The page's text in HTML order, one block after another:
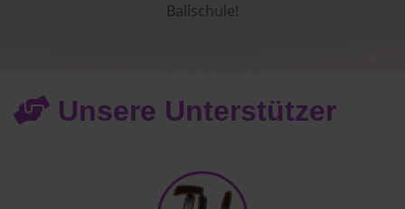
Ballschule!
Unsere Unterstützer